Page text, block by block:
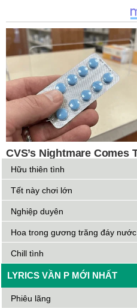
Hữu thiên tình
Tết này chơi lớn
Nghiệp duyên
Hoa trong gương trăng đáy nước
Chill tình
LYRICS VẦN P MỚI NHẤT
Phiêu lãng